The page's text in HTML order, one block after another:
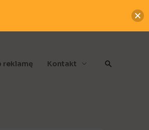
reklamę Kontakt Szukaj